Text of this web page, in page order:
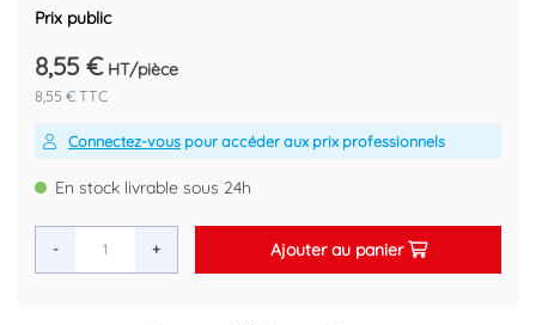
NF certificat 81346.
Marque : SOMATHERM
Code EAN : 3540733310252
Prix public
8,55 € HT/pièce
8,55 € TTC
Connectez-vous pour accéder aux prix professionnels
En stock livrable sous 24h
- + Ajouter au panier